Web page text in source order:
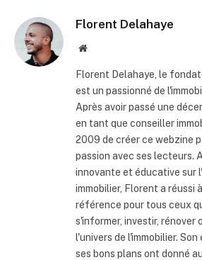
Florent Delahaye
Site
Florent Delahaye, le
est un passionné de
Après avoir passé une
en tant que conseiller
2009 de créer ce webzine
passion avec ses lecteurs.
innovante et éducative sur
immobilier, Florent a réussi
référence pour tous ceux
s'informer, investir, rénover
l'univers de l'immobilier.
ses bons plans ont donné